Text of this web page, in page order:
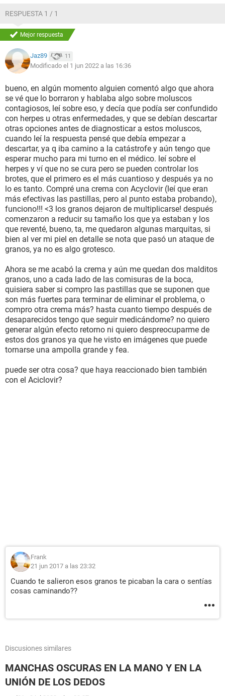
general, me cuido, pero me aparecieron estos granos que no
sé como curarlos!!
que puede ser que tenga?
(agradezco mucho sus respuestas!!!!!)
(antes de esto mi piel no tenía imperfecciones más allá de
ojeras)
RESPUESTA 1 / 1
Mejor respuesta
Jaz89 11
Modificado el 1 jun 2022 a las 16:36
bueno, en algún momento alguien comentó algo que ahora
se vé que lo borraron y hablaba algo sobre moluscos
contagiosos, leí sobre eso, y decía que podía ser confundido
con herpes u otras enfermedades, y que se debían descartar
otras opciones antes de diagnosticar a estos moluscos,
cuando leí la respuesta pensé que debía empezar a
descartar, ya q iba camino a la catástrofe y aún tengo que
esperar mucho para mi turno en el médico. leí sobre el
herpes y ví que no se cura pero se pueden controlar los
brotes, que el primero es el más cuantioso y después ya no
lo es tanto. Compré una crema con Acyclovir (leí que eran
más efectivas las pastillas, pero al punto estaba probando),
funciono!!! <3 los granos dejaron de multiplicarse! después
comenzaron a reducir su tamaño los que ya estaban y los
que reventé, bueno, ta, me quedaron algunas marquitas, si
bien al ver mi piel en detalle se nota que pasó un ataque de
granos, ya no es algo grotesco.
Ahora se me acabó la crema y aún me quedan dos malditos
granos, uno a cada lado de las comisuras de la boca,
quisiera saber si compro las pastillas que se suponen que
son más fuertes para terminar de eliminar el problema, o
compro otra crema más? hasta cuanto tiempo después de
desaparecidos tengo que seguir medicándome? no quiero
generar algún efecto retorno ni quiero despreocuparme de
estos dos granos ya que he visto en imágenes que puede
tornarse una ampolla grande y fea.
puede ser otra cosa? que haya reaccionado bien también
con el Aciclovir?
Frank
21 jun 2017 a las 23:32
Cuando te salieron esos granos te picaban la cara o sentías
cosas caminando??
Discusiones similares
MANCHAS OSCURAS EN LA MANO Y EN LA
UNIÓN DE LOS DEDOS